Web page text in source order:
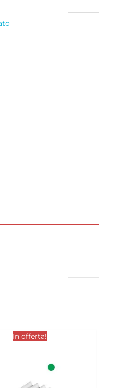
In offerta!